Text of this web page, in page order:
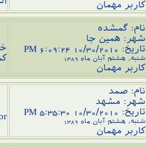
کاربر مهمان
نام: گمشده
شهر: همين جا
تاریخ: 10/30/2010 6:09:24 PM
شنبه، هشتم آبان ماه 1389
کاربر مهمان
نام: صمد
شهر: مشهد
تاریخ: 10/30/2010 5:35:30 PM
شنبه، هشتم آبان ماه 1389
کاربر مهمان